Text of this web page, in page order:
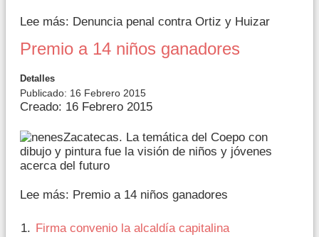
Lee más: Denuncia penal contra Ortiz y Huizar
Premio a 14 niños ganadores
Detalles
Publicado: 16 Febrero 2015
Creado: 16 Febrero 2015
Zacatecas. La temática del Coepo con
dibujo y pintura fue la visión de niños y jóvenes
acerca del futuro
Lee más: Premio a 14 niños ganadores
Firma convenio la alcaldía capitalina